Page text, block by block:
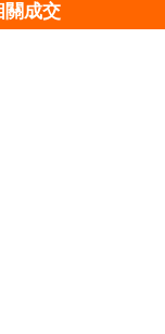
關成交